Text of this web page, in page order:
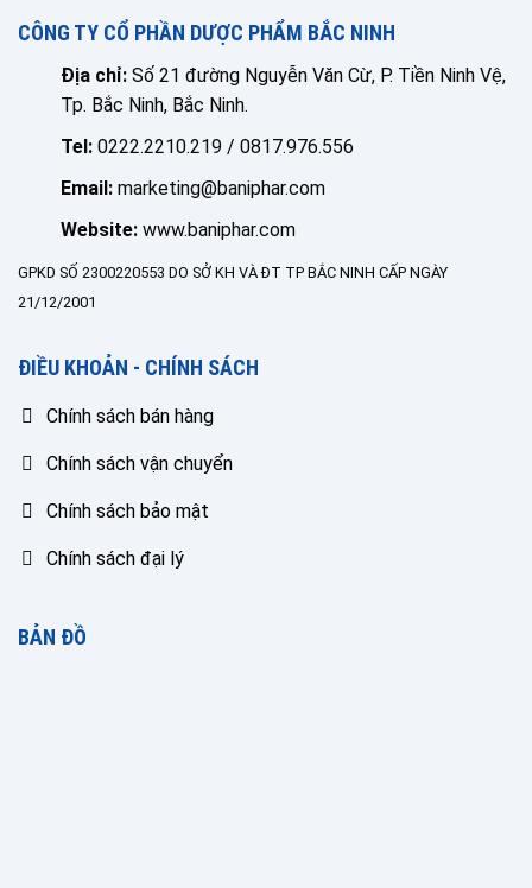
CÔNG TY CỔ PHẦN DƯỢC PHẨM BẮC NINH
Địa chỉ: Số 21 đường Nguyễn Văn Cừ, P. Tiền Ninh Vệ,
Tp. Bắc Ninh, Bắc Ninh.
Tel: 0222.2210.219 / 0817.976.556
Email: marketing@baniphar.com
Website: www.baniphar.com
GPKD SỐ 2300220553 DO SỞ KH VÀ ĐT TP BẮC NINH CẤP NGÀY
21/12/2001
ĐIỀU KHOẢN - CHÍNH SÁCH
Chính sách bán hàng
Chính sách vận chuyển
Chính sách bảo mật
Chính sách đại lý
BẢN ĐỒ